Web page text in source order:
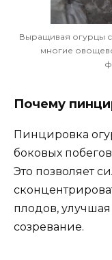
Выращивая огурцы
многие
Почему
Пинцировка
боковых
Это позволяет
плодов, улучшая
созревание.